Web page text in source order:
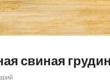
свиная